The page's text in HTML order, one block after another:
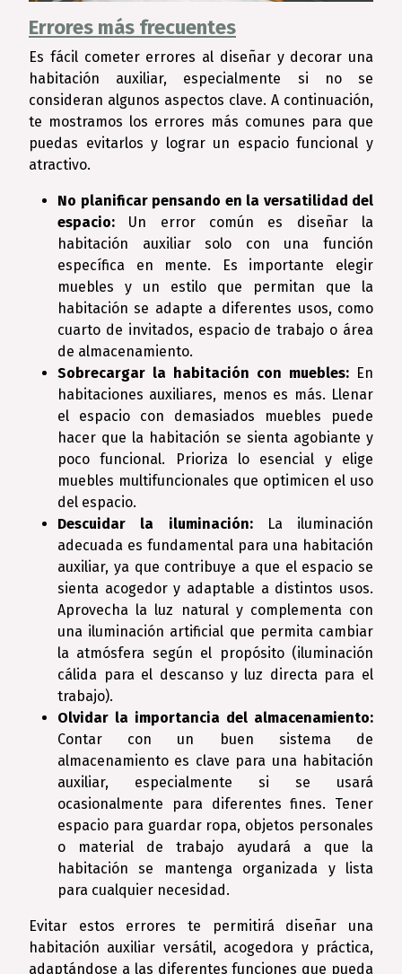
Errores más frecuentes
Es fácil cometer errores al diseñar y decorar una
habitación auxiliar, especialmente si no se
consideran algunos aspectos clave. A continuación,
te mostramos los errores más comunes para que
puedas evitarlos y lograr un espacio funcional y
atractivo.
No planificar pensando en la versatilidad del
espacio: Un error común es diseñar la
habitación auxiliar solo con una función
específica en mente. Es importante elegir
muebles y un estilo que permitan que la
habitación se adapte a diferentes usos, como
cuarto de invitados, espacio de trabajo o área
de almacenamiento.
Sobrecargar la habitación con muebles: En
habitaciones auxiliares, menos es más. Llenar
el espacio con demasiados muebles puede
hacer que la habitación se sienta agobiante y
poco funcional. Prioriza lo esencial y elige
muebles multifuncionales que optimicen el uso
del espacio.
Descuidar la iluminación:La iluminación
adecuada es fundamental para una habitación
auxiliar, ya que contribuye a que el espacio se
sienta acogedor y adaptable a distintos usos.
Aprovecha la luz natural y complementa con
una iluminación artificial que permita cambiar
la atmósfera según el propósito (iluminación
cálida para el descanso y luz directa para el
trabajo).
Olvidar la importancia del almacenamiento:
Contar con un buen sistema de
almacenamiento es clave para una habitación
auxiliar, especialmente si se usará
ocasionalmente para diferentes fines. Tener
espacio para guardar ropa, objetos personales
o material de trabajo ayudará a que la
habitación se mantenga organizada y lista
para cualquier necesidad.
Evitar estos errores te permitirá diseñar una
habitación auxiliar versátil, acogedora y práctica,
adaptándose a las diferentes funciones que pueda